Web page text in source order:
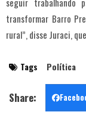
transformar Barro
rural”, disse Juraci,
Tags Política